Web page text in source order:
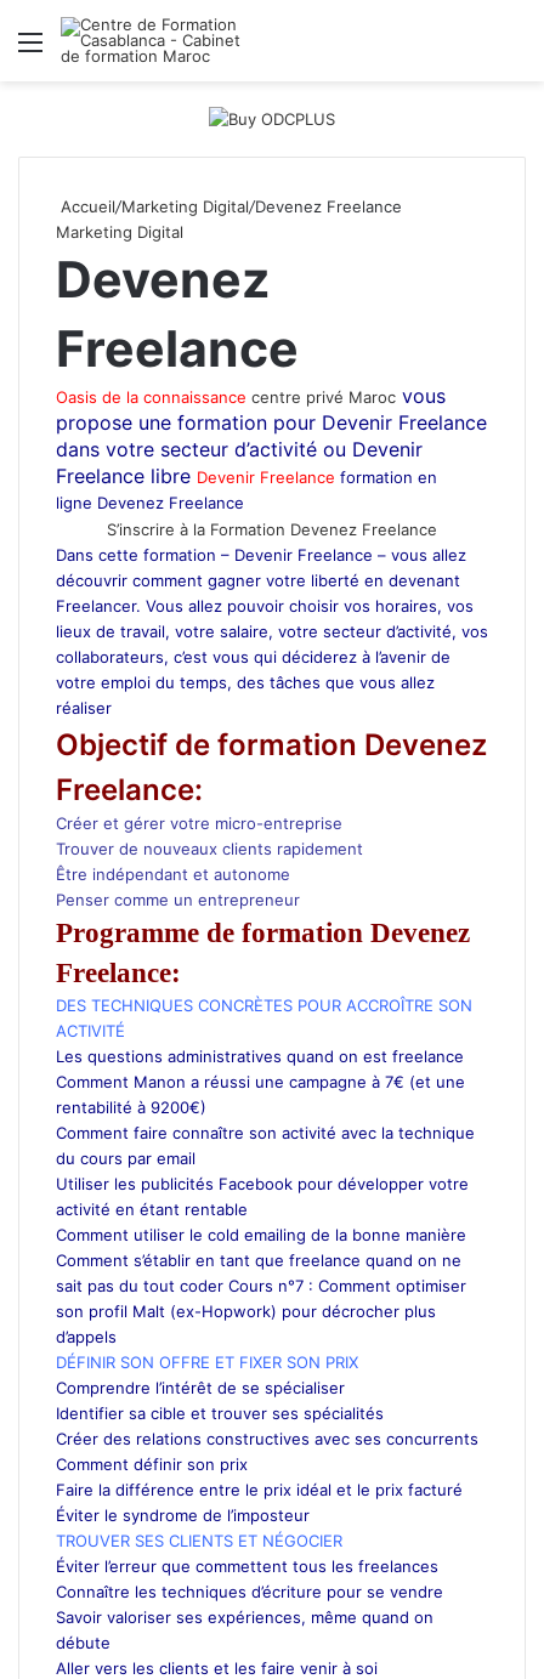
Menu
Accueil/Marketing Digital/Devenez Freelance
Marketing Digital
Devenez
Freelance
Oasis de la connaissance centre privé Maroc vous
propose une formation pour Devenir Freelance
dans votre secteur d’activité ou Devenir
Freelance libre Devenir Freelance formation en
ligne Devenez Freelance
S’inscrire à la Formation Devenez Freelance
Dans cette formation – Devenir Freelance – vous allez
découvrir comment gagner votre liberté en devenant
Freelancer. Vous allez pouvoir choisir vos horaires, vos
lieux de travail, votre salaire, votre secteur d’activité, vos
collaborateurs, c’est vous qui déciderez à l’avenir de
votre emploi du temps, des tâches que vous allez
réaliser
Objectif de formation Devenez
Freelance:
Créer et gérer votre micro-entreprise
Trouver de nouveaux clients rapidement
Être indépendant et autonome
Penser comme un entrepreneur
Programme de formation Devenez
Freelance:
DES TECHNIQUES CONCRÈTES POUR ACCROÎTRE SON
ACTIVITÉ
Les questions administratives quand on est freelance
Comment Manon a réussi une campagne à 7€ (et une
rentabilité à 9200€)
Comment faire connaître son activité avec la technique
du cours par email
Utiliser les publicités Facebook pour développer votre
activité en étant rentable
Comment utiliser le cold emailing de la bonne manière
Comment s’établir en tant que freelance quand on ne
sait pas du tout coder Cours n°7 : Comment optimiser
son profil Malt (ex-Hopwork) pour décrocher plus
d’appels
DÉFINIR SON OFFRE ET FIXER SON PRIX
Comprendre l’intérêt de se spécialiser
Identifier sa cible et trouver ses spécialités
Créer des relations constructives avec ses concurrents
Comment définir son prix
Faire la différence entre le prix idéal et le prix facturé
Éviter le syndrome de l’imposteur
TROUVER SES CLIENTS ET NÉGOCIER
Éviter l’erreur que commettent tous les freelances
Connaître les techniques d’écriture pour se vendre
Savoir valoriser ses expériences, même quand on
débute
Aller vers les clients et les faire venir à soi